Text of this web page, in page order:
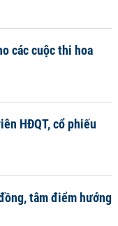
các cuộc thi hoa
HĐQT, cổ phiếu
tâm điểm hướng